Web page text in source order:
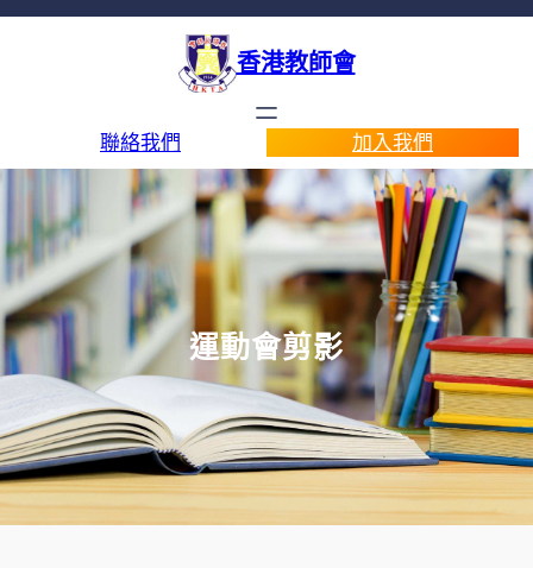
香港教師會
聯絡我們 加入我們
運動會剪影